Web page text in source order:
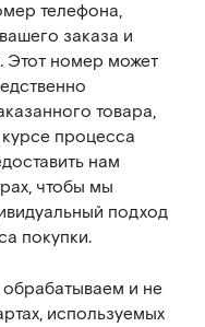
телефона,
заказа и
Этот номер может
товара,
процесса
нам
чтобы мы
подход
покупки.
и не
используемых